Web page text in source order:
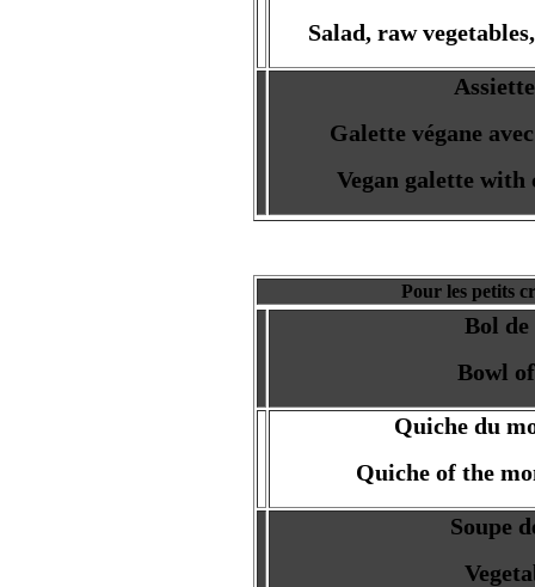
Salad, raw
Galette végane
Vegan galette
Pour les petits
Bol
Bowl
Quiche du
Quiche of the
Soupe